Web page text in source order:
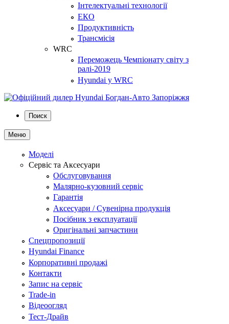
Інтелектуальні технології
ЕКО
Продуктивність
Трансмісія
WRC
Переможець Чемпіонату світу з
ралі-2019
Hyundai у WRC
Поиск
Меню
Моделі
Сервіс та Аксесуари
Обслуговування
Малярно-кузовний сервіс
Гарантія
Аксесуари / Сувенірна продукція
Посібник з експлуатації
Оригінальні запчастини
Спецпропозиції
Hyundai Finance
Корпоративні продажі
Контакти
Запис на сервіс
Trade-in
Відеоогляд
Тест-Драйв